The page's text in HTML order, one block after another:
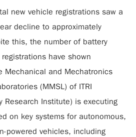
new vehicle registrations saw a
decline to approximately
this, the number of battery
have shown
Mechanical and Mechatronics
(MMSL) of ITRI
Research Institute) is executing
on key systems for autonomous,
powered vehicles, including